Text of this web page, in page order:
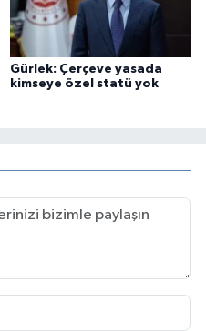
Gürlek: Çerçeve yasada
kimseye özel statü yok